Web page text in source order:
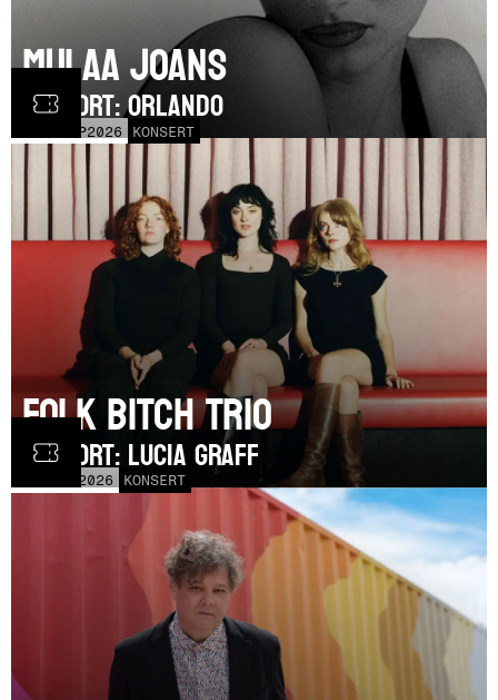
SEP2026 KONSERT
Mulaa Joans
SUPPORT: Orlando
2026 KONSERT
Folk Bitch Trio
SUPPORT: Lucia Graff